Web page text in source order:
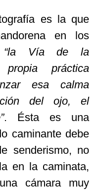
es la que
en los
“la Vía de la
práctica
esa calma
del ojo, el
. Ésta es una
caminante debe
senderismo, no
en la caminata,
cámara muy